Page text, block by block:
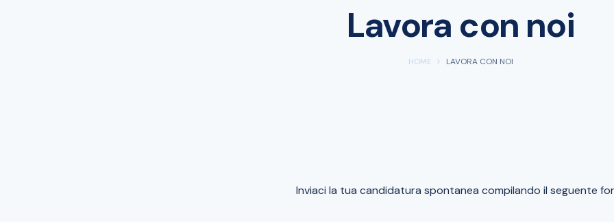
Lavora con noi
HOME LAVORA CON NOI
Inviaci la tua candidatura spontanea compilando il seguente